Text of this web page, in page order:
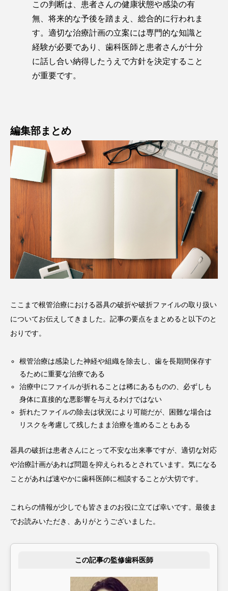
この判断は、患者さんの健康状態や感染の有
無、将来的な予後を踏まえ、総合的に行われま
す。適切な治療計画の立案には専門的な知識と
経験が必要であり、歯科医師と患者さんが十分
に話し合い納得したうえで方針を決定すること
が重要です。
編集部まとめ
ここまで根管治療における器具の破折や破折ファイルの取り扱い
についてお伝えしてきました。記事の要点をまとめると以下のと
おりです。
根管治療は感染した神経や組織を除去し、歯を長期間保存す
るために重要な治療である
治療中にファイルが折れることは稀にあるものの、必ずしも
身体に直接的な悪影響を与えるわけではない
折れたファイルの除去は状況により可能だが、困難な場合は
リスクを考慮して残したまま治療を進めることもある
器具の破折は患者さんにとって不安な出来事ですが、適切な対応
や治療計画があれば問題を抑えられるとされています。気になる
ことがあれば速やかに歯科医師に相談することが大切です。
これらの情報が少しでも皆さまのお役に立てば幸いです。最後ま
でお読みいただき、ありがとうございました。
この記事の監修歯科医師